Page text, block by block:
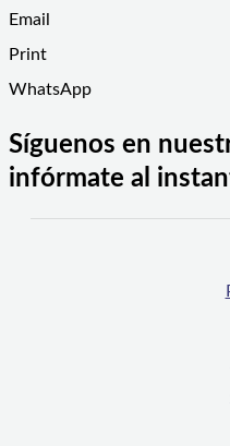
Email
Print
WhatsApp
Síguenos en
infórmate al